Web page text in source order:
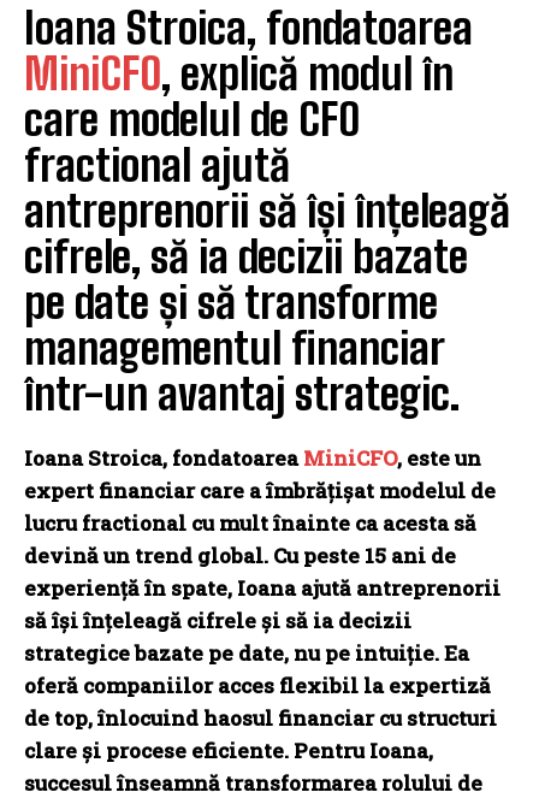
Ioana Stroica, fondatoarea
MiniCFO, explică modul în
care modelul de CFO
fractional ajută
antreprenorii să își înțeleagă
cifrele, să ia decizii bazate
pe date și să transforme
managementul financiar
într-un avantaj strategic.
Ioana Stroica, fondatoareaMiniCFO, este un
expert financiar care a îmbrățișat modelul de
lucru fractional cu mult înainte ca acesta să
devină un trend global. Cu peste 15 ani de
experiență în spate, Ioana ajută antreprenorii
să își înțeleagă cifrele și să ia decizii
strategice bazate pe date, nu pe intuiție. Ea
oferă companiilor acces flexibil la expertiză
de top, înlocuind haosul financiar cu structuri
clare și procese eficiente. Pentru Ioana,
succesul înseamnă transformarea rolului de